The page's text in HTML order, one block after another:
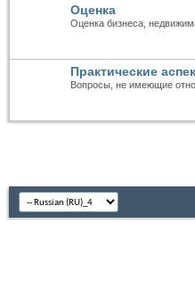
Оценка
Оценка бизнеса,
Практические
Вопросы, не имеющие